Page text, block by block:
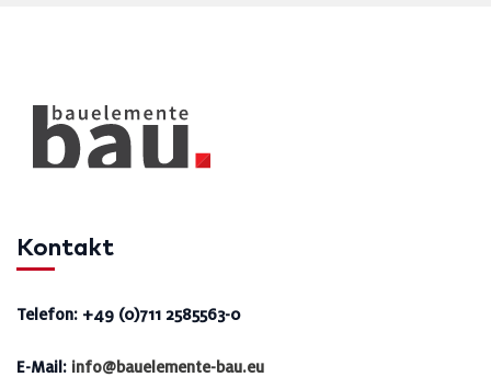
Kontakt
Telefon: +49 (0)711 2585563-0
E-Mail: info@bauelemente-bau.eu